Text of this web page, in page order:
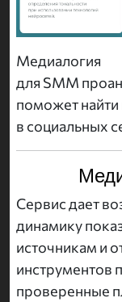
Медиалогия
для SMM
поможет
в социальных
Сервис дает
динамику
источникам и
инструментов
проверенные